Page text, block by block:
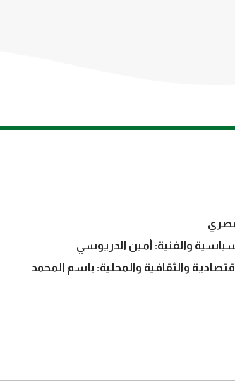
والفنية: أمين الدريوسي
والثقافية والمحلية: باسم المحمد